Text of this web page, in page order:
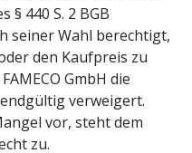
§ 440 S. 2 BGB
seiner Wahl berechtigt,
den Kaufpreis zu
GmbH die
verweigert.
vor, steht dem
zu.